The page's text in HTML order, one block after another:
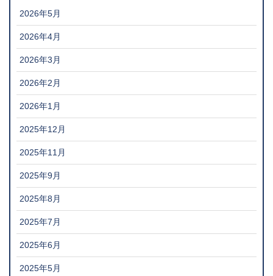
2026年5月
2026年4月
2026年3月
2026年2月
2026年1月
2025年12月
2025年11月
2025年9月
2025年8月
2025年7月
2025年6月
2025年5月